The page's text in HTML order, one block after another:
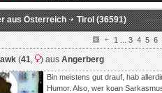
ausÖsterreich Tirol(36591)
1...3 4 5 6
(41, ) ausAngerberg
Bin meistens gut drauf, hab
Humor. Also, wer koan